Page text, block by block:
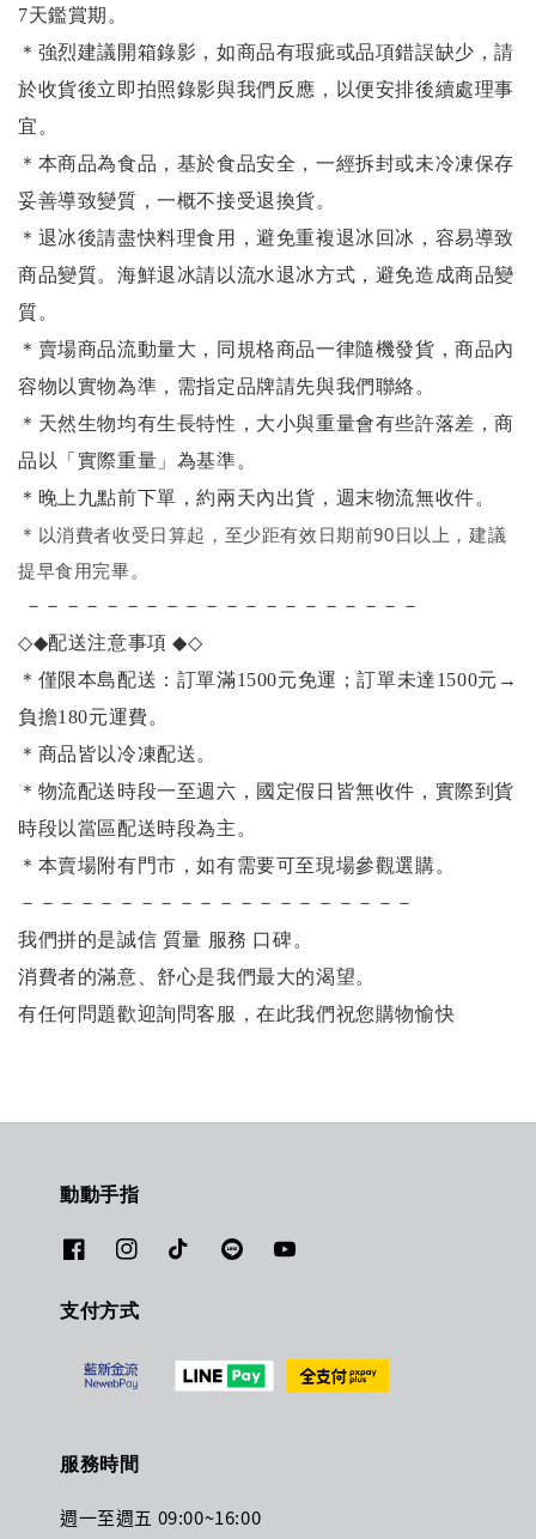
7天鑑賞期。
＊強烈建議開箱錄影，如商品有瑕疵或品項錯誤缺少，請
於收貨後立即拍照錄影與我們反應，以便安排後續處理事
宜。
＊本商品為食品，基於食品安全，一經拆封或未冷凍保存
妥善導致變質，一概不接受退換貨。
＊退冰後請盡快料理食用，避免重複退冰回冰，容易導致
商品變質。海鮮退冰請以流水退冰方式，避免造成商品變
質。
＊賣場商品流動量大，同規格商品一律隨機發貨，商品內
容物以實物為準，需指定品牌請先與我們聯絡。
＊天然生物均有生長特性，大小與重量會有些許落差，商
品以「實際重量」為基準。
＊晚上九點前下單，約兩天內出貨，週末物流無收件。
＊ 以消費者收受日算起，至少距有效日期前90日以上，建議
提早食用完畢。
－－－－－－－－－－－－－－－－－－－－
◇◆配送注意事項◆◇
＊僅限本島配送：訂單滿1500元免運；訂單未達1500元 →
負擔180元運費。
＊商品皆以冷凍配送。
＊物流配送時段一至週六，國定假日皆無收件，實際到貨
時段以當區配送時段為主。
＊本賣場附有門市，如有需要可至現場參觀選購。
－－－－－－－－－－－－－－－－－－－－
我們拼的是誠信 質量 服務 口碑。
消費者的滿意、舒心是我們最大的渴望。
有任何問題歡迎詢問客服，在此我們祝您購物愉快
動動手指
支付方式
服務時間
週一至週五 09:00~16:00